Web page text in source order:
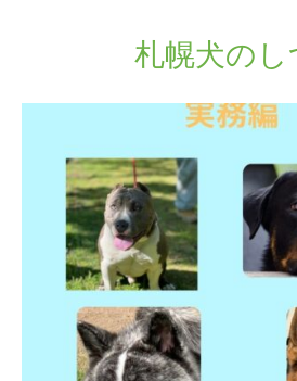
札幌犬のし